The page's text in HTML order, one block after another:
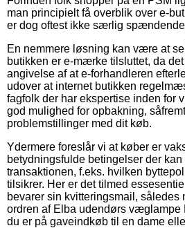
man principielt få overblik over e-
er dog oftest ikke særlig
En nemmere løsning kan være at
butikken er e-mærke tilsluttet, da
angivelse af at e-forhandleren
udover at internet butikken
fagfolk der har ekspertise inden for
god mulighed for opbakning,
problemstillinger med dit køb.
Ydermere foreslår vi at køber er
betydningsfulde betingelser der
transaktionen, f.eks. hvilken
tilsikrer. Her er det tilmed
bevarer sin kvitteringsmail, således
ordren af Elba udendørs væglampe
du er på gaveindkøb til en dame